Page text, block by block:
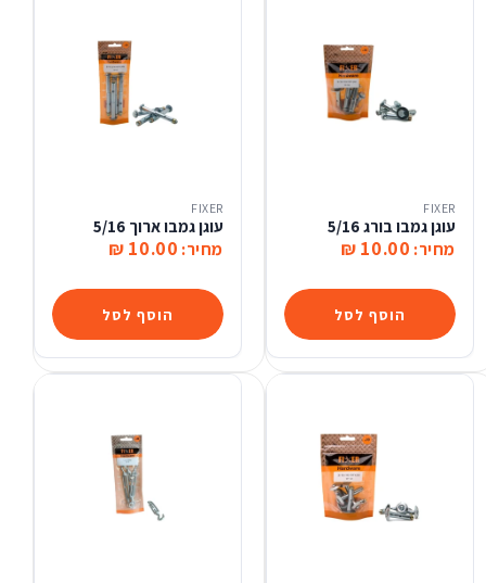
הוסף לסל
FIXER
עוגן גמבו בורג 5/16
מחיר: 10.00 ₪
הוסף לסל
FIXER
עוגן גמבו ארוך 5/16
מחיר: 10.00 ₪